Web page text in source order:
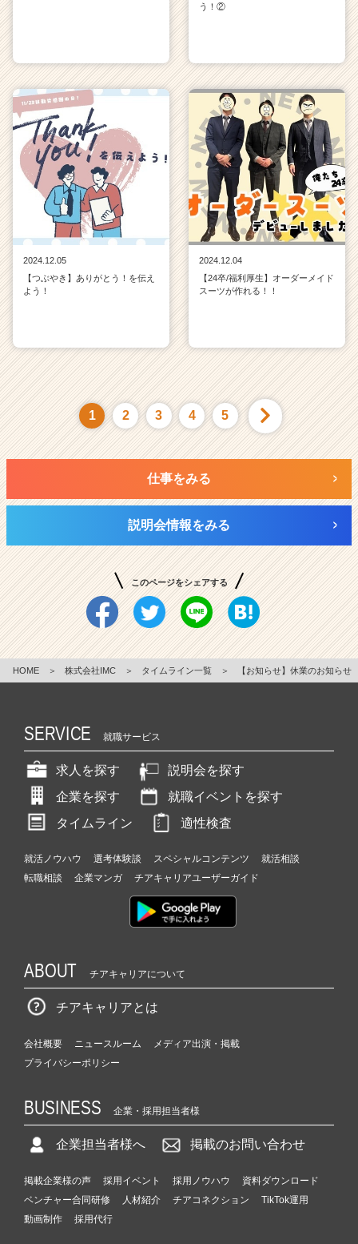
う！②
2024.12.05
【つぶやき】ありがとう！を伝え
よう！
2024.12.04
【24卒/福利厚生】オーダーメイド
スーツが作れる！！
1 2 3 4 5
仕事をみる
説明会情報をみる
このページをシェアする
HOME ＞ 株式会社IMC ＞ タイムライン一覧 ＞ 【お知らせ】休業のお知らせ
SERVICE 就職サービス
求人を探す
説明会を探す
企業を探す
就職イベントを探す
タイムライン
適性検査
就活ノウハウ 選考体験談 スペシャルコンテンツ
就活相談
転職相談
企業マンガ チアキャリアユーザーガイド
ABOUT チアキャリアについて
チアキャリアとは
会社概要 ニュースルーム
メディア出演・掲載
プライバシーポリシー
BUSINESS 企業・採用担当者様
企業担当者様へ 掲載のお問い合わせ
掲載企業様の声 採用イベント 採用ノウハウ
資料ダウンロード
ベンチャー合同研修
人材紹介 チアコネクション
TikTok運用
動画制作
採用代行